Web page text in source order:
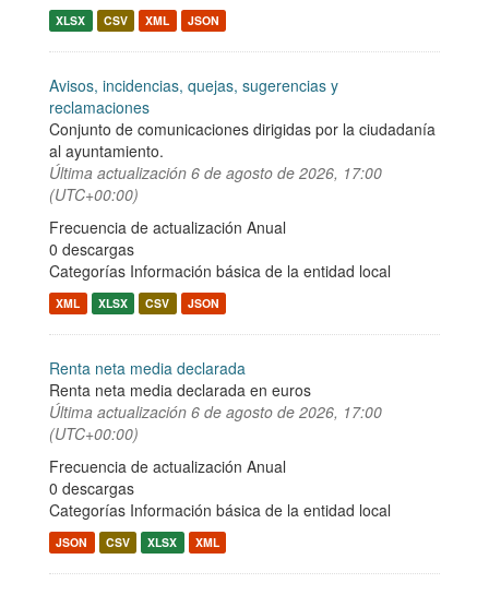
XLSX CSV XML JSON
Avisos, incidencias, quejas, sugerencias y
reclamaciones
Conjunto de comunicaciones dirigidas por la ciudadanía
al ayuntamiento.
Última actualización 6 de agosto de 2026, 17:00
(UTC+00:00)
Frecuencia de actualización Anual
0 descargas
Categorías Información básica de la entidad local
XML XLSX CSV JSON
Renta neta media declarada
Renta neta media declarada en euros
Última actualización 6 de agosto de 2026, 17:00
(UTC+00:00)
Frecuencia de actualización Anual
0 descargas
Categorías Información básica de la entidad local
JSON CSV XLSX XML